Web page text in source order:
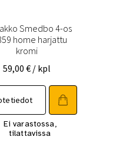
Smedbo 4-os
home harjattu
kromi
59,00€ / kpl
Ei varastossa,
tilattavissa